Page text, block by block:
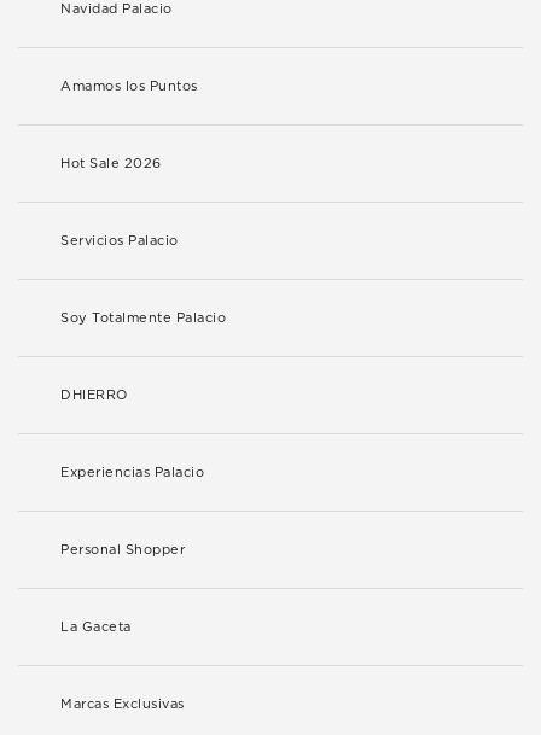
Navidad Palacio
Amamos los Puntos
Hot Sale 2026
Servicios Palacio
Soy Totalmente Palacio
DHIERRO
Experiencias Palacio
Personal Shopper
La Gaceta
Marcas Exclusivas